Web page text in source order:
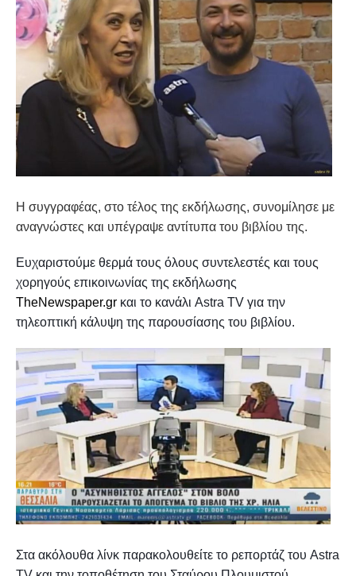
Η συγγραφέας, στο τέλος της εκδήλωσης, συνομίλησε με
αναγνώστες και υπέγραψε αντίτυπα του βιβλίου της.
Ευχαριστούμε θερμά τους όλους συντελεστές και τους
χορηγούς επικοινωνίας της εκδήλωσης
TheNewspaper.grκαι το κανάλι Astra TV για την
τηλεοπτική κάλυψη της παρουσίασης του βιβλίου.
Στα ακόλουθα λίνκ παρακολουθείτε το ρεπορτάζ του Astra